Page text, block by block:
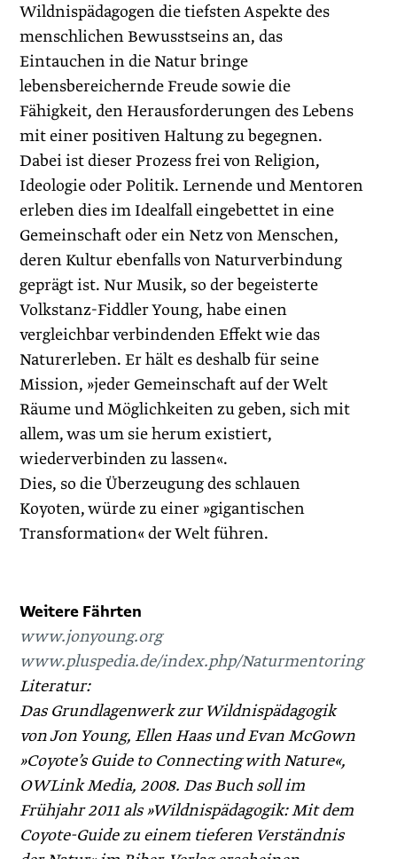
Wildnispädagogen die tiefsten Aspekte des
menschlichen Bewusstseins an, das
Eintauchen in die Natur bringe
lebensbereichernde Freude sowie die
Fähigkeit, den Herausforderungen des Lebens
mit einer positiven Haltung zu begegnen.
Dabei ist dieser Prozess frei von Religion,
Ideologie oder Politik. Lernende und Mentoren
erleben dies im Idealfall eingebettet in eine
Gemeinschaft oder ein Netz von Menschen,
deren Kultur ebenfalls von Naturverbindung
geprägt ist. Nur Musik, so der begeisterte
Volkstanz-Fiddler Young, habe einen
vergleichbar verbindenden Effekt wie das
Natur­erleben. Er hält es deshalb für seine
Mission, »jeder Gemeinschaft auf der Welt
Räume und Möglichkeiten zu geben, sich mit
allem, was um sie herum existiert,
wiederverbinden zu lassen«.
Dies, so die Überzeugung des schlauen
Koyoten, würde zu einer »gigantischen
Transformation« der Welt führen.
Weitere Fährten
www.jonyoung.org
www.pluspedia.de/index.php/Naturmentoring
Literatur:
Das Grundlagenwerk zur Wildnispädagogik
von Jon Young, Ellen Haas und Evan McGown
»Coyote’s Guide to Connecting with ­Nature«,
OWLink Media, 2008. Das Buch soll im
Frühjahr 2011 als »Wildnispädagogik: Mit dem
Coyote-Guide zu einem tieferen Verständnis